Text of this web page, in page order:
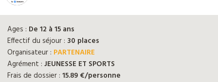
Ages : De 12 à 15 ans
Effectif du séjour : 30 places
Organisateur : PARTENAIRE
Agrément : JEUNESSE ET SPORTS
Frais de dossier : 15.89 €/personne